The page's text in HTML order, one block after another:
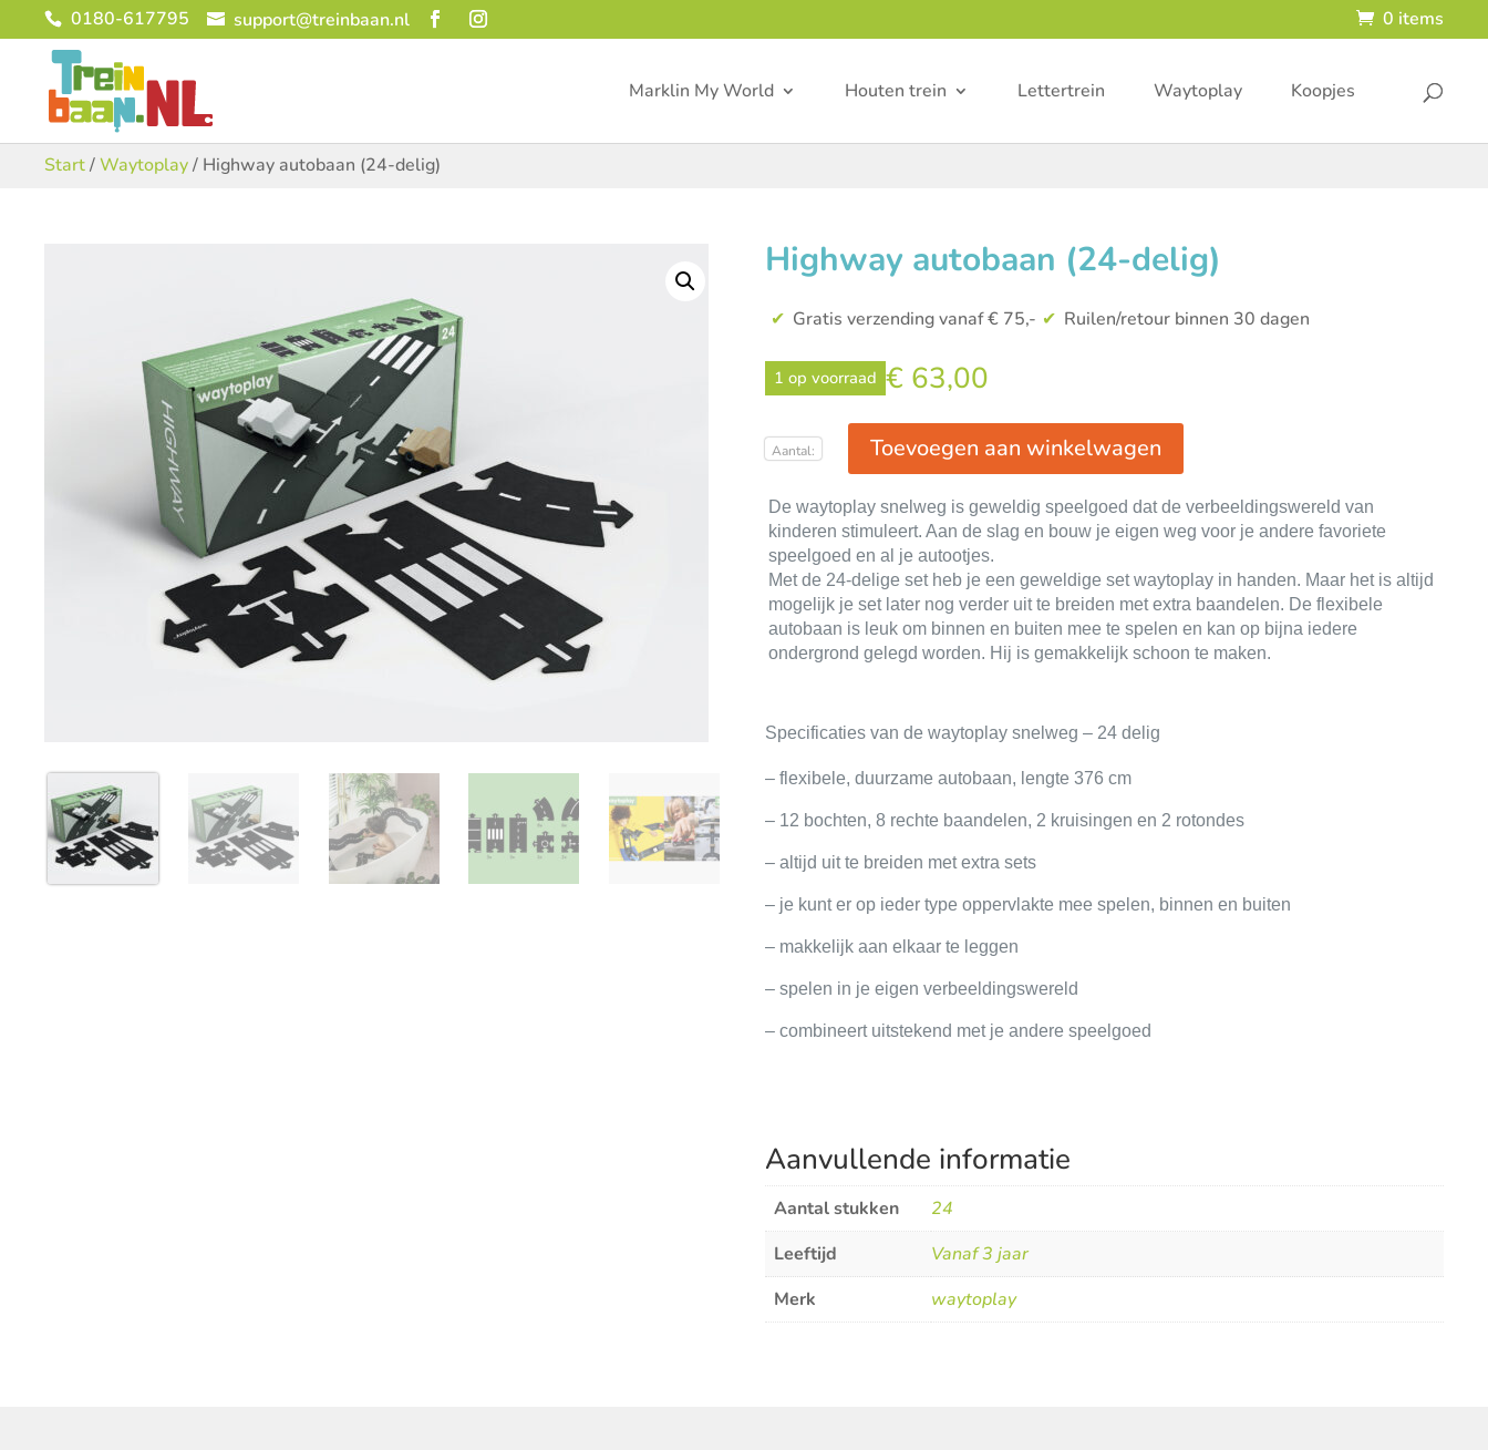
0180-617795 support@treinbaan.nl 0 items
Marklin My World Houten trein Lettertrein Waytoplay Koopjes
Start/Waytoplay/ Highway autobaan (24-delig)
Highway autobaan (24-delig)
Gratis verzending vanaf € 75,- Ruilen/retour binnen 30 dagen
1 op voorraad € 63,00
autobaan
(24-
delig)
aantal
Toevoegen aan winkelwagen
De waytoplay snelweg is geweldig speelgoed dat de verbeeldingswereld van
kinderen stimuleert. Aan de slag en bouw je eigen weg voor je andere favoriete
speelgoed en al je autootjes.
Met de 24-delige set heb je een geweldige set waytoplay in handen. Maar het is altijd
mogelijk je set later nog verder uit te breiden met extra baandelen. De flexibele
autobaan is leuk om binnen en buiten mee te spelen en kan op bijna iedere
ondergrond gelegd worden. Hij is gemakkelijk schoon te maken.
Specificaties van de waytoplay snelweg – 24 delig
– flexibele, duurzame autobaan, lengte 376 cm
– 12 bochten, 8 rechte baandelen, 2 kruisingen en 2 rotondes
– altijd uit te breiden met extra sets
– je kunt er op ieder type oppervlakte mee spelen, binnen en buiten
– makkelijk aan elkaar te leggen
– spelen in je eigen verbeeldingswereld
– combineert uitstekend met je andere speelgoed
Aanvullende informatie
Aantal stukken
24
Leeftijd
Vanaf 3 jaar
Merk
waytoplay